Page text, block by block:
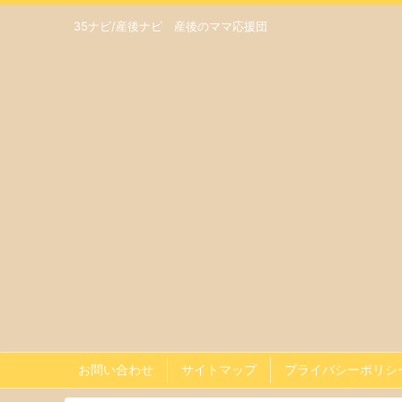
35ナビ/産後ナビ 産後のママ応援団
お問い合わせ サイトマップ プライバシーポリシ